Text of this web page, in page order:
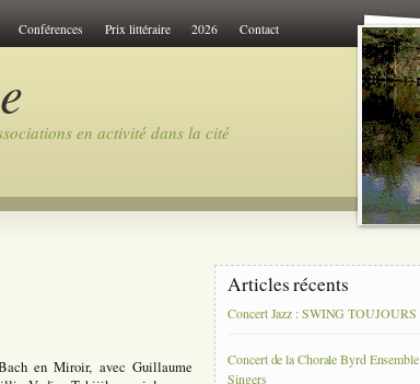
Conférences Prix littéraire 2026 Contact
en activité dans la cité
en Miroir, avec Guillaume
Articles récents
Concert Jazz : SWING TOUJOURS
Concert de la Chorale Byrd Ensemble
Singers